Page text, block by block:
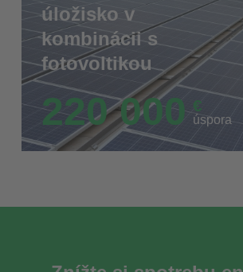
úložisko v
kombinácii s
fotovoltikou
220 000 €
úspora